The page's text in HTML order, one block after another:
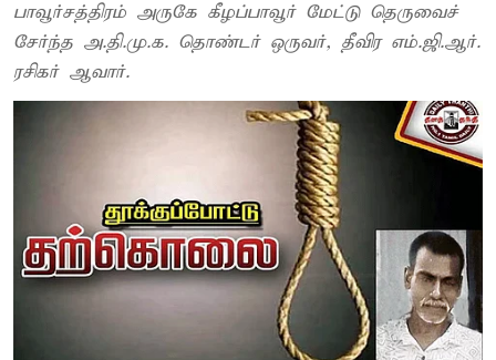
பாவூர்சத்திரம் அருகே கீழப்பாவூர் மேட்டு தெருவைச்
சேர்ந்த அ.தி.மு.க. தொண்டர் ஒருவர், தீவிர எம்.ஜி.ஆர்.
ரசிகர் ஆவார்.